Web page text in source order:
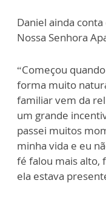
Daniel ainda
Nossa Senhora
“Começou
forma muito
familiar vem da
um grande
passei muitos
minha vida e eu
fé falou mais alto,
ela estava